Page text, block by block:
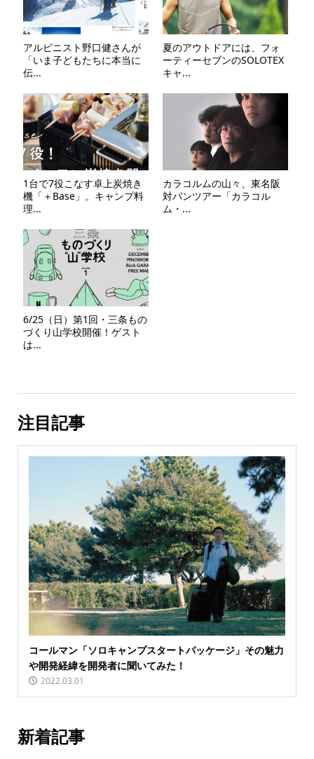
アルピニスト野口健さんが
「いま子どもたちに本当に
伝...
夏のアウトドアには、フォ
ーティーセブンのSOLOTEX
キャ...
1台で7役こなす卓上炭焼き
機「＋Base」。キャンプ料
理...
カラコルムの山々、東名阪
対バンツアー「カラコル
ム・...
6/25（日）第1回・三条もの
づくり山学校開催！ゲスト
は...
注目記事
コールマン「ソロキャンプスタートパッケージ」その魅力
や開発経緯を開発者に聞いてみた！
2022.03.01
新着記事